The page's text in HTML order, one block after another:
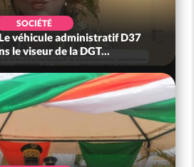
Côte d'Ivoire : Diplomatie, Abidjan
ses partenariats avec New